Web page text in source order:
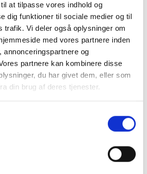
at tilpasse vores indhold og
dig funktioner til sociale medier og til
trafik. Vi deler også oplysninger om
med vores partnere inden
annonceringspartnere og
partnere kan kombinere disse
du har givet dem, eller som
din brug af deres tjenester.
Rory Pro 8,06"
skateboards.
(her brun) vil varierer - Base
på billedet.